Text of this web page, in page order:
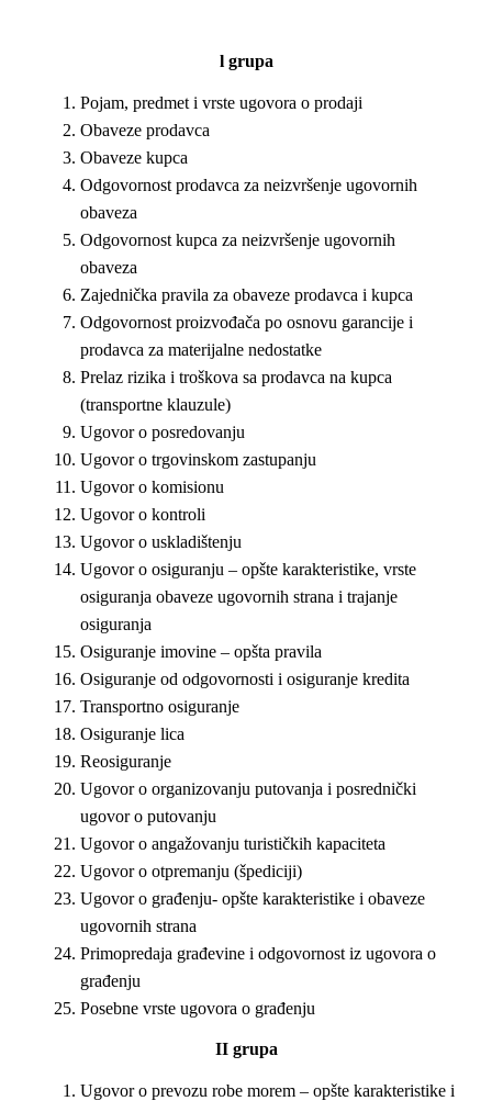
l grupa
Pojam, predmet i vrste ugovora o prodaji
Obaveze prodavca
Obaveze kupca
Odgovornost prodavca za neizvršenje ugovornih
obaveza
Odgovornost kupca za neizvršenje ugovornih
obaveza
Zajednička pravila za obaveze prodavca i kupca
Odgovornost proizvođača po osnovu garancije i
prodavca za materijalne nedostatke
Prelaz rizika i troškova sa prodavca na kupca
(transportne klauzule)
Ugovor o posredovanju
Ugovor o trgovinskom zastupanju
Ugovor o komisionu
Ugovor o kontroli
Ugovor o uskladištenju
Ugovor o osiguranju – opšte karakteristike, vrste
osiguranja obaveze ugovornih strana i trajanje
osiguranja
Osiguranje imovine – opšta pravila
Osiguranje od odgovornosti i osiguranje kredita
Transportno osiguranje
Osiguranje lica
Reosiguranje
Ugovor o organizovanju putovanja i posrednički
ugovor o putovanju
Ugovor o angažovanju turističkih kapaciteta
Ugovor o otpremanju (špediciji)
Ugovor o građenju- opšte karakteristike i obaveze
ugovornih strana
Primopredaja građevine i odgovornost iz ugovora o
građenju
Posebne vrste ugovora o građenju
II grupa
Ugovor o prevozu robe morem – opšte karakteristike i